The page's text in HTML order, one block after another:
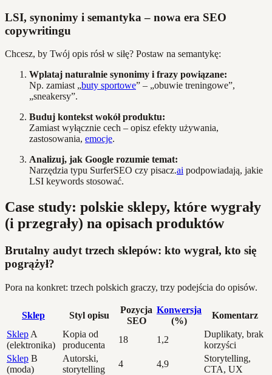
LSI, synonimy i semantyka – nowa era SEO
copywritingu
Chcesz, by Twój opis rósł w siłę? Postaw na semantykę:
Wplataj naturalnie synonimy i frazy powiązane:
Np. zamiast „buty sportowe” – „obuwie treningowe”,
„sneakersy”.
Buduj kontekst wokół produktu:
Zamiast wyłącznie cech – opisz efekty używania,
zastosowania, emocje.
Analizuj, jak Google rozumie temat:
Narzędzia typu SurferSEO czy pisacz.ai podpowiadają, jakie
LSI keywords stosować.
Case study: polskie sklepy, które wygrały
(i przegrały) na opisach produktów
Brutalny audyt trzech sklepów: kto wygrał, kto się
pogrążył?
Pora na konkret: trzech polskich graczy, trzy podejścia do opisów.
Sklep Styl opisu
Pozycja
SEO
Konwersja
(%)
Komentarz
Sklep A
(elektronika)
Kopia od
producenta
18 1,2
Duplikaty, brak
korzyści
Sklep B
(moda)
Autorski,
storytelling
4 4,9
Storytelling,
CTA, UX